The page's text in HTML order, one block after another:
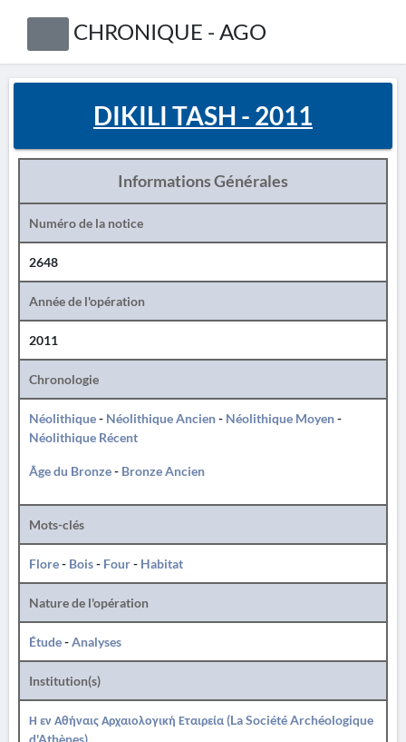
CHRONIQUE - AGO
DIKILI TASH - 2011
Informations Générales
Numéro de la notice
2648
Année de l'opération
2011
Chronologie
Néolithique- Néolithique Ancien- Néolithique Moyen-
Néolithique Récent
Âge du Bronze- Bronze Ancien
Mots-clés
Flore- Bois- Four- Habitat
Nature de l'opération
Étude-Analyses
Institution(s)
Η εν Αθήναις Αρχαιολογική Εταιρεία (La Société Archéologique
d'Athènes)